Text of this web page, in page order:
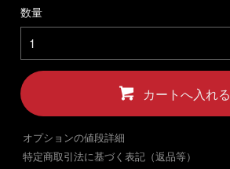
数量
カートへ入れる
オプションの値段詳細
特定商取引法に基づく表記（返品等）